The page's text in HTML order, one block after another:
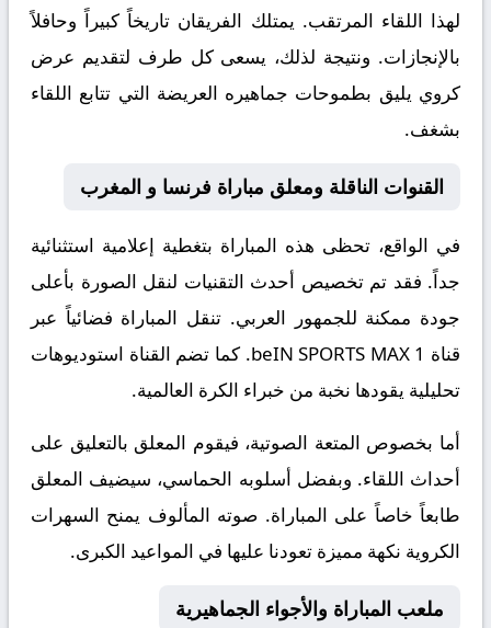
لهذا اللقاء المرتقب. يمتلك الفريقان تاريخاً كبيراً وحافلاً
بالإنجازات. ونتيجة لذلك، يسعى كل طرف لتقديم عرض
كروي يليق بطموحات جماهيره العريضة التي تتابع اللقاء
بشغف.
القنوات الناقلة ومعلق مباراة فرنسا و المغرب
في الواقع، تحظى هذه المباراة بتغطية إعلامية استثنائية
جداً. فقد تم تخصيص أحدث التقنيات لنقل الصورة بأعلى
جودة ممكنة للجمهور العربي. تنقل المباراة فضائياً عبر
قناة beIN SPORTS MAX 1. كما تضم القناة استوديوهات
تحليلية يقودها نخبة من خبراء الكرة العالمية.
أما بخصوص المتعة الصوتية، فيقوم المعلق بالتعليق على
أحداث اللقاء. وبفضل أسلوبه الحماسي، سيضيف المعلق
طابعاً خاصاً على المباراة. صوته المألوف يمنح السهرات
الكروية نكهة مميزة تعودنا عليها في المواعيد الكبرى.
ملعب المباراة والأجواء الجماهيرية